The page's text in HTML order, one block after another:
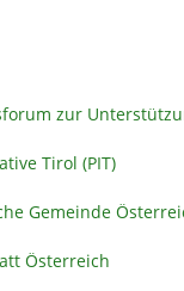
zur
Tirol (PIT)
Gemeinde
Österreich